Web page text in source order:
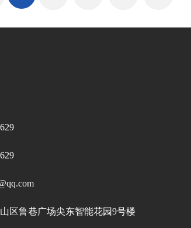
区鲁巷广场尖东智能花园9号楼